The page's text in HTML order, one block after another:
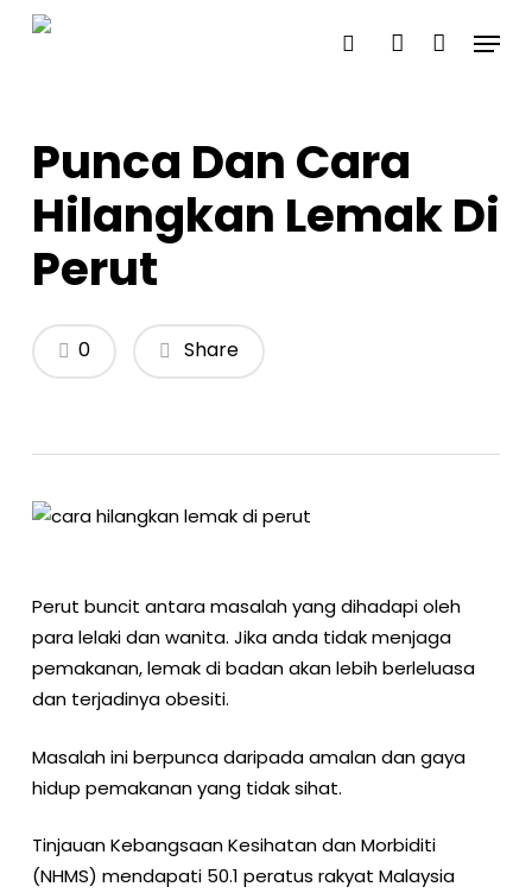
Skip
searchaccount
Menu
Punca Dan Cara
Hilangkan Lemak Di
Perut
Share
0
Perut buncit antara masalah yang dihadapi oleh
para lelaki dan wanita. Jika anda tidak menjaga
pemakanan, lemak di badan akan lebih berleluasa
dan terjadinya obesiti.
Masalah ini berpunca daripada amalan dan gaya
hidup pemakanan yang tidak sihat.
Tinjauan Kebangsaan Kesihatan dan Morbiditi
(NHMS) mendapati 50.1 peratus rakyat Malaysia